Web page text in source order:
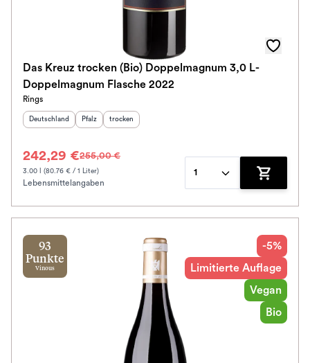
Das Kreuz trocken (Bio) Doppelmagnum 3,0 L-
Doppelmagnum Flasche 2022
Rings
Herkunftsland
Deutschland Herkunftsregion
Pfalz Geschmack
trocken
242,29 €255,00 €
3.00 l (80.76 € / 1 Liter)
Lebensmittelangaben
1
Zum
93
Punkte
Vinous
-5%
Limitierte Auflage
Vegan
Bio